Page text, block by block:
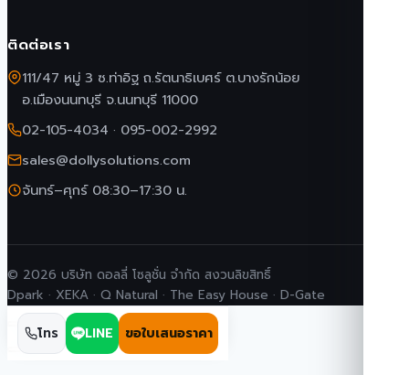
ติดต่อเรา
111/47 หมู่ 3 ซ.ท่าอิฐ ถ.รัตนาธิเบศร์ ต.บางรักน้อย
อ.เมืองนนทบุรี จ.นนทบุรี 11000
02-105-4034 · 095-002-2992
sales@dollysolutions.com
จันทร์–ศุกร์ 08:30–17:30 น.
© 2026 บริษัท ดอลลี่ โซลูชั่น จำกัด สงวนลิขสิทธิ์
Dpark · XEKA · Q Natural · The Easy House · D-Gate
โทร LINE ขอใบเสนอราคา